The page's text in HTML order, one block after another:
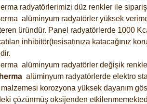
radyatörlerimizi düz renkler ile
alüminyum radyatörler yüksek
üründür. Panel radyatörlerde 1000
inhibitör(tesisatınıza katacağınız
alüminyum radyatörler değişik
alüminyum radyatörlerde elektro
korozyona yüksek dayanım
çözünmüş oksijenden